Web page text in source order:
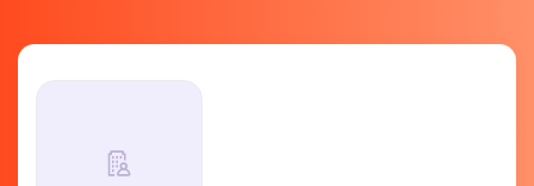
ОРГАНИЗАЦИИ
ПРОЕКТЫ